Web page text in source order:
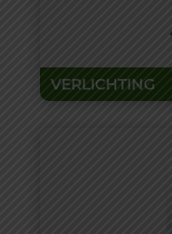
VERLICHTING